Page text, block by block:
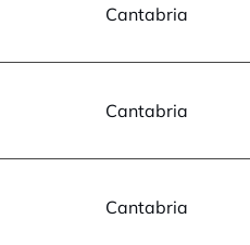
opens in a new tabCantabria
opens in a new tabCantabria
opens in a new tabCantabria